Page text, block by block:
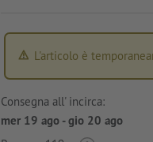
L'articolo è
Consegna all' incirca:
mer 19 ago - gio 20 ago